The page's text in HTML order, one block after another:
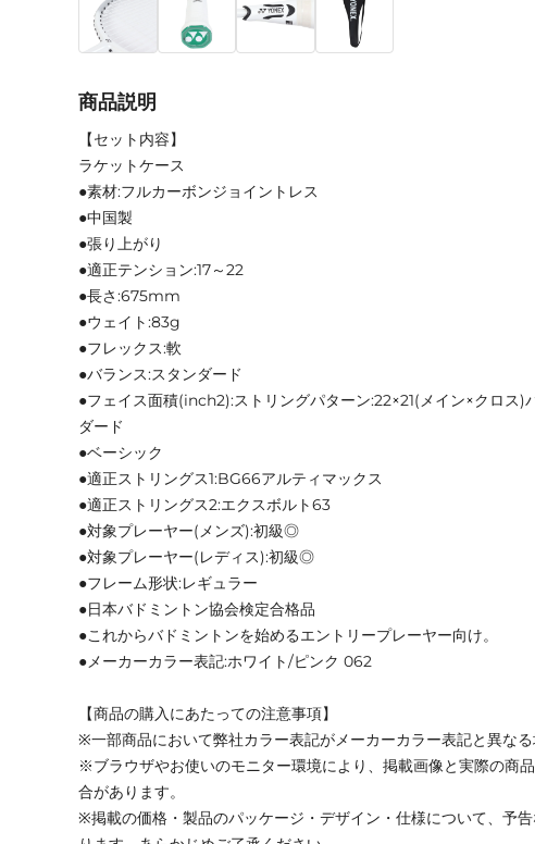
商品説明
【セット内容】
ラケットケース
●素材:フルカーボンジョイントレス
●中国製
●張り上がり
●適正テンション:17～22
●長さ:675mm
●ウェイト:83g
●フレックス:軟
●バランス:スタンダード
●フェイス面積(inch2):ストリングパターン:22×21(メイン×クロス)
ダード
●ベーシック
●適正ストリングス1:BG66アルティマックス
●適正ストリングス2:エクスボルト63
●対象プレーヤー(メンズ):初級◎
●対象プレーヤー(レディス):初級◎
●フレーム形状:レギュラー
●日本バドミントン協会検定合格品
●これからバドミントンを始めるエントリープレーヤー向け。
●メーカーカラー表記:ホワイト/ピンク 062
【商品の購入にあたっての注意事項】
※一部商品において弊社カラー表記がメーカーカラー表記と異なる
※ブラウザやお使いのモニター環境により、掲載画像と実際の商
合があります。
※掲載の価格・製品のパッケージ・デザイン・仕様について、予